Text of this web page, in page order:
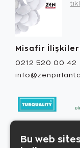
Misafir
0212 520 00 42
Bu web